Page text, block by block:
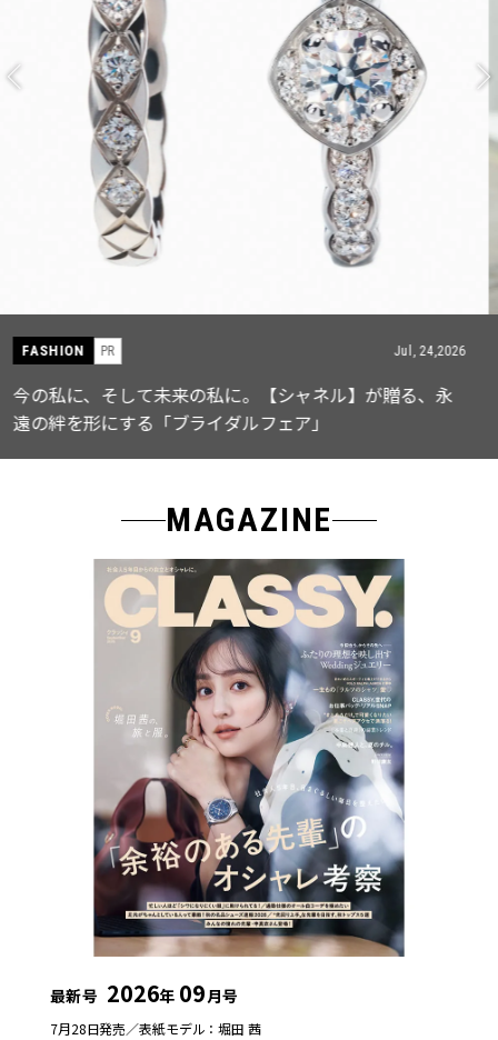
FASHION PR Jul, 15,2026
【ICB】人気インフルエンサーと共同制作! 週5で着たく
なる「名品ブラウス」２選
MAGAZINE
最新号 2026年 09月号
7月28日発売／表紙モデル：堀田 茜